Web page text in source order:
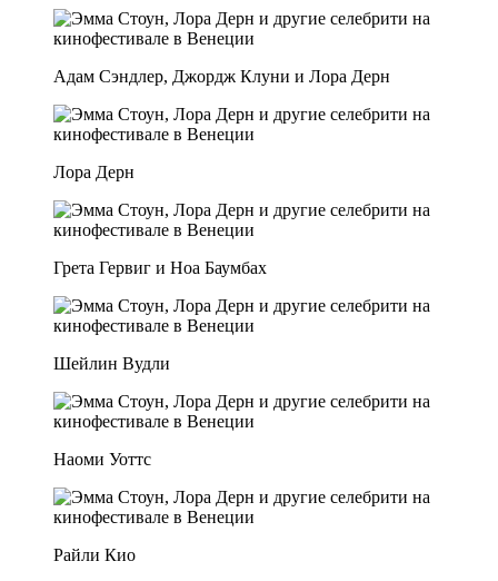
Адам Сэндлер, Джордж Клуни и Лора Дерн
Лора Дерн
Грета Гервиг и Ноа Баумбах
Шейлин Вудли
Наоми Уоттс
Райли Кио